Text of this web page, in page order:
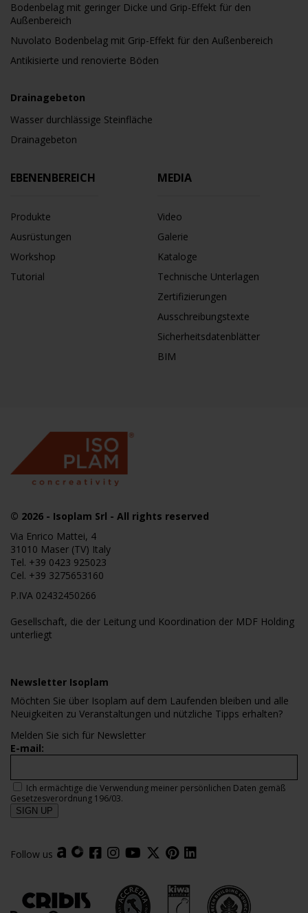
Bodenbelag mit geringer Dicke und Grip-Effekt für den
Außenbereich
Nuvolato Bodenbelag mit Grip-Effekt für den Außenbereich
Antikisierte und renovierte Böden
Drainagebeton
Wasser durchlässige Steinfläche
Drainagebeton
EBENENBEREICH
Produkte
Ausrüstungen
Workshop
Tutorial
MEDIA
Video
Galerie
Kataloge
Technische Unterlagen
Zertifizierungen
Ausschreibungstexte
Sicherheitsdatenblätter
BIM
© 2026 - Isoplam Srl - All rights reserved
Via Enrico Mattei, 4
31010 Maser (TV) Italy
Tel. +39 0423 925023
Cel. +39 3275653160
P.IVA 02432450266
Gesellschaft, die der Leitung und Koordination der MDF Holding
unterliegt
Newsletter Isoplam
Möchten Sie über Isoplam auf dem Laufenden bleiben und alle
Neuigkeiten zu Veranstaltungen und nützliche Tipps erhalten?
Melden Sie sich für Newsletter
E-mail:
Ich ermächtige die Verwendung meiner persönlichen Daten gemäß
Gesetzesverordnung 196/03.
Follow us